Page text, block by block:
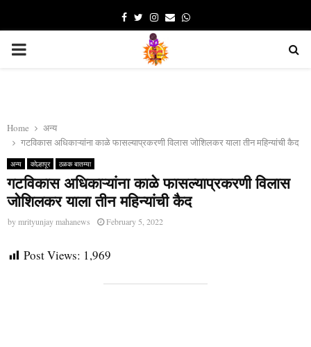
Facebook
TwitterInstagram
EmailWhatsapp
PRIMARY
Home
अन्य
गटविकास अधिकाऱ्यांना काळे फासल्याप्रकरणी विलास जोशिलकर याला तीन महिन्यांची कैद
अन्य कोल्हापूर ठळक बातम्या
गटविकास अधिकाऱ्यांना काळे फासल्याप्रकरणी विलास
जोशिलकर याला तीन महिन्यांची कैद
by mrityunjay mahanews February 5, 2022
Post Views: 1,969